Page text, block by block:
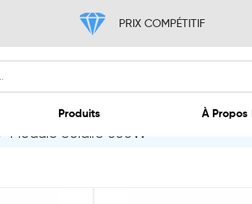
Module Solaire 550W